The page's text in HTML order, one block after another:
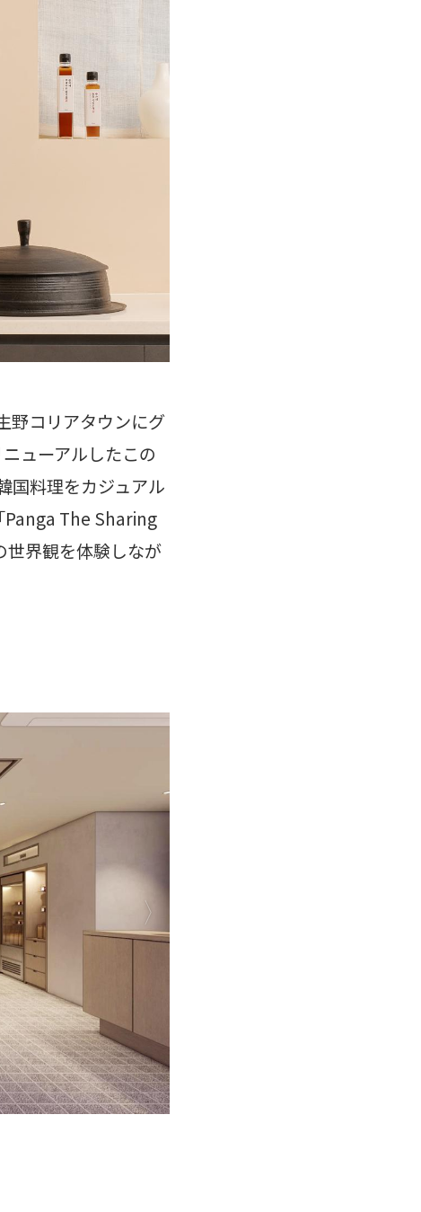
野コリアタウンにグ
ューアルしたこの
国料理をカジュアル
Panga The Sharing
世界観を体験しなが